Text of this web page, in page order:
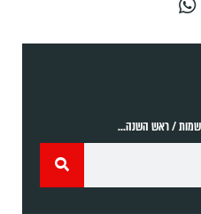
שמות / ראש השנה...